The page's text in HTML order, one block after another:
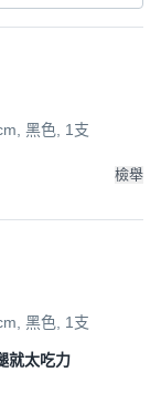
黑色, 1支
檢舉
黑色, 1支
就太吃力